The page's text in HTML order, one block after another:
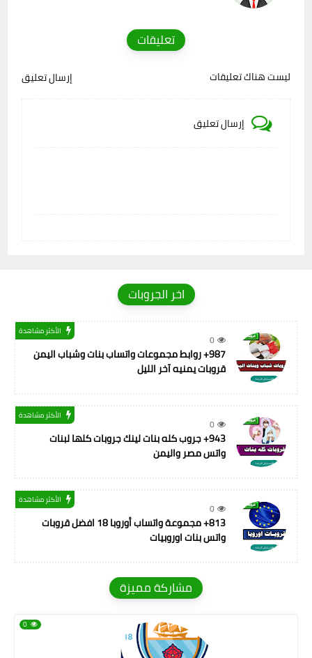
تعليقات
ليست هناك تعليقات إرسال تعليق
إرسال تعليق
اخر الجروبات
0
الأكثر مشاهدة
987+ روابط مجموعات واتساب بنات وشباب اليمن
قروبات يمنيه آخر الليل
0
الأكثر مشاهدة
943+ جروب كله بنات لينك جروبات كلها لبنات
واتس مصر واليمن
0
الأكثر مشاهدة
813+ مجموعة واتساب أوروبا 18 افضل قروبات
واتس بنات اوروبيات
مشاركة مميزة
0